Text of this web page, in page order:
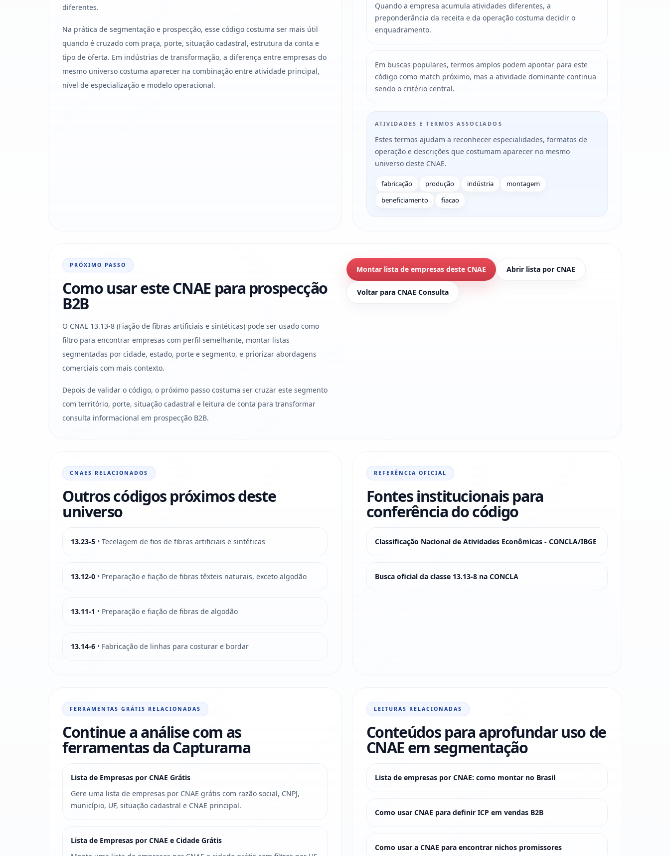
diferentes.
Na prática de segmentação e prospecção, esse código costuma ser mais útil
quando é cruzado com praça, porte, situação cadastral, estrutura da conta e
tipo de oferta. Em indústrias de transformação, a diferença entre empresas do
mesmo universo costuma aparecer na combinação entre atividade principal,
nível de especialização e modelo operacional.
Quando a empresa acumula atividades diferentes, a
preponderância da receita e da operação costuma decidir o
enquadramento.
Em buscas populares, termos amplos podem apontar para este
código como match próximo, mas a atividade dominante continua
sendo o critério central.
ATIVIDADES E TERMOS ASSOCIADOS
Estes termos ajudam a reconhecer especialidades, formatos de
operação e descrições que costumam aparecer no mesmo
universo deste CNAE.
fabricação produção indústria
montagem
beneficiamento
fiacao
PRÓXIMO PASSO
Como usar este CNAE para prospecção
B2B
O CNAE 13.13-8 (Fiação de fibras artificiais e sintéticas) pode ser usado como
filtro para encontrar empresas com perfil semelhante, montar listas
segmentadas por cidade, estado, porte e segmento, e priorizar abordagens
comerciais com mais contexto.
Depois de validar o código, o próximo passo costuma ser cruzar este segmento
com território, porte, situação cadastral e leitura de conta para transformar
consulta informacional em prospecção B2B.
Montar lista de empresas deste CNAE Abrir lista por CNAE
Voltar para CNAE Consulta
CNAES RELACIONADOS
Outros códigos próximos deste
universo
13.23-5 • Tecelagem de fios de fibras artificiais e sintéticas
13.12-0 • Preparação e fiação de fibras têxteis naturais, exceto algodão
13.11-1 • Preparação e fiação de fibras de algodão
13.14-6 • Fabricação de linhas para costurar e bordar
REFERÊNCIA OFICIAL
Fontes institucionais para
conferência do código
Classificação Nacional de Atividades Econômicas - CONCLA/IBGE
Busca oficial da classe 13.13-8 na CONCLA
FERRAMENTAS GRÁTIS RELACIONADAS
Continue a análise com as
ferramentas da Capturama
Lista de Empresas por CNAE Grátis
Gere uma lista de empresas por CNAE grátis com razão social, CNPJ,
município, UF, situação cadastral e CNAE principal.
Lista de Empresas por CNAE e Cidade Grátis
LEITURAS RELACIONADAS
Conteúdos para aprofundar uso de
CNAE em segmentação
Lista de empresas por CNAE: como montar no Brasil
Como usar CNAE para definir ICP em vendas B2B
Como usar a CNAE para encontrar nichos promissores